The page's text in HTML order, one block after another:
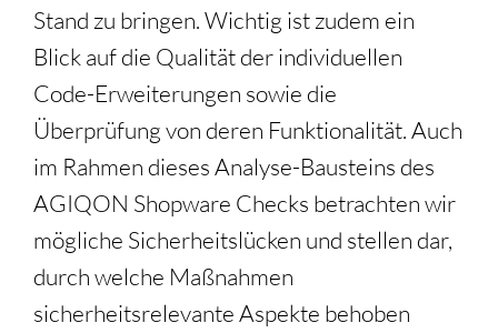
Stand zu bringen. Wichtig ist zudem ein
Blick auf die Qualität der individuellen
Code-Erweiterungen sowie die
Überprüfung von deren Funktionalität. Auch
im Rahmen dieses Analyse-Bausteins des
AGIQON Shopware Checks betrachten wir
mögliche Sicherheitslücken und stellen dar,
durch welche Maßnahmen
sicherheitsrelevante Aspekte behoben